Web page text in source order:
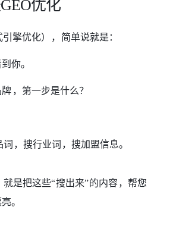
GEO优化
引擎优化）， 简单说就是：
你。
牌 ，第一步是什么？
词 ，搜行业词 ，搜加盟信息。
就是把这些“搜出来”的内容，帮您
。